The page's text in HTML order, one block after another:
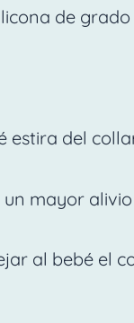
de
estira del
mayor
al bebé el